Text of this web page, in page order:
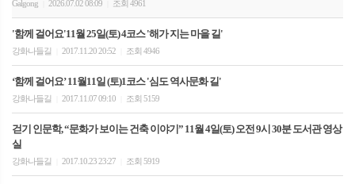
Galgong 2026.07.02 08:09 조회 4961
'함께 걸어요'11월 25일(토) 4코스 '해가 지는 마을 길'
강화나들길 2017.11.20 20:52 조회 4946
‘함께 걸어요’ 11월11일 (토)1코스 '심도 역사문화 길'
강화나들길 2017.11.07 09:10 조회 5159
걷기 인문학, “문화가 보이는 건축 이야기” 11월 4일(토) 오전 9시 30분 도서관 영상
실
강화나들길 2017.10.23 23:27 조회 5919